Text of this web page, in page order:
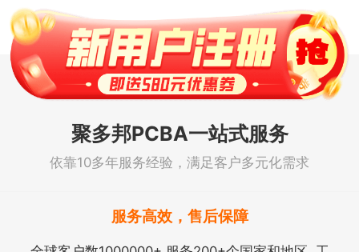
聚多邦PCBA一站式服务
依靠10多年服务经验，满足客户多元化需求
服务高效，售后保障